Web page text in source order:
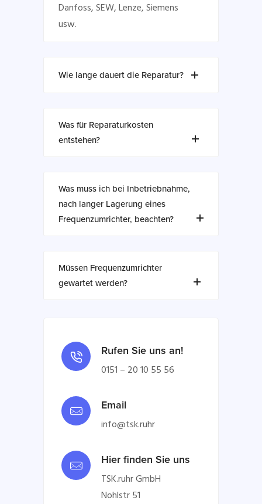
Danfoss, SEW, Lenze, Siemens
usw.
Wie lange dauert die Reparatur?
Was für Reparaturkosten
entstehen?
Was muss ich bei Inbetriebnahme,
nach langer Lagerung eines
Frequenzumrichter, beachten?
Müssen Frequenzumrichter
gewartet werden?
Rufen Sie uns an!
0151 – 20 10 55 56
Email
info@tsk.ruhr
Hier finden Sie uns
TSK.ruhr GmbH
Nohlstr 51